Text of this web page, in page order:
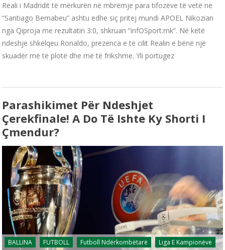
Reali i Madridit të mërkurën në mbrëmje para tifozëve të vetë në
“Santiago Bernabeu” ashtu edhe siç pritej mundi APOEL Nikozian
nga Qiproja me rezultatin 3:0, shkruan “infOSport.mk”. Në këtë
ndeshje shkëlqeu Ronaldo, prezenca e të cilit Realin e bënë një
skuadër më të plotë dhe më të frikshme. Yli portugez
Parashikimet Për Ndeshjet
Çerekfinale! A Do Të Ishte Ky Shorti I
Çmendur?
BALLINA FUTBOLL Futboll Ndërkombëtarë Liga E Kampionëve